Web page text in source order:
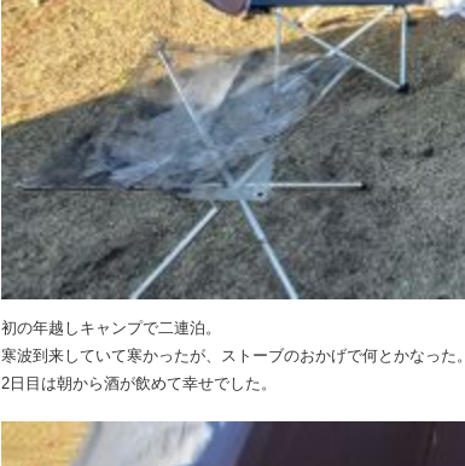
初の年越しキャンプで二連泊。
寒波到来していて寒かったが、ストーブのおかげで何とかなった。
2日目は朝から酒が飲めて幸せでした。